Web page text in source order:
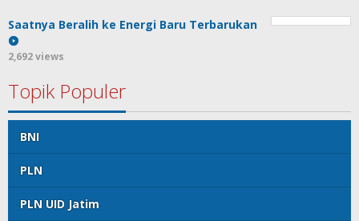
Saatnya Beralih ke Energi Baru Terbarukan
2,692 views
Topik Populer
BNI
PLN
PLN UID Jatim